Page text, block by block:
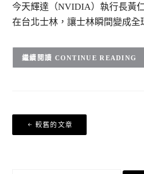
今天輝達（NVIDIA）執行長黃
在台北士林，讓士林瞬間變成
CONTINUE READING
文
章
較舊的文章